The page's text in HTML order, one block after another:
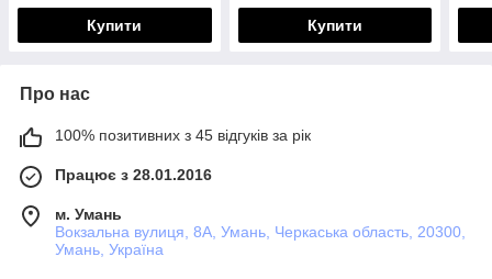
Купити Купити
Про нас
100% позитивних з 45 відгуків за рік
Працює з 28.01.2016
м. Умань
Вокзальна вулиця, 8А, Умань, Черкаська область, 20300,
Умань, Україна